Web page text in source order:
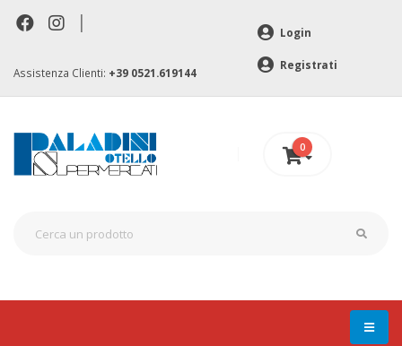
|
Assistenza Clienti: +39 0521.619144
Login
Registrati
0